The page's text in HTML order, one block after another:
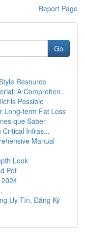
Report Page
Go
Resource
A Comprehen...
is Possible
Long-term Fat Loss
que Saber
Critical Infras...
Manual
Look
Pet
Uy Tín, Đăng Ký